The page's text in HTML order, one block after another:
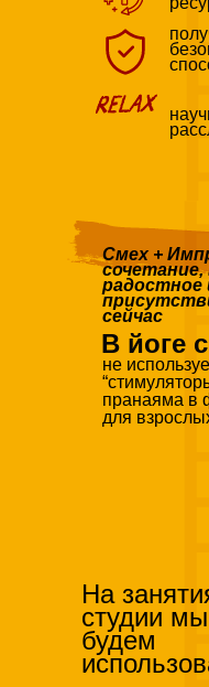
На
студии мы
будем
не
пранаяма в
для
Смех +
радостное
сейчас
В йоге